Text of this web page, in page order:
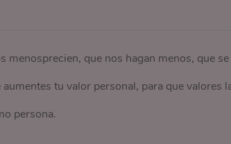
menosprecien, que nos hagan menos, que se
tu valor personal, para que valores
persona.